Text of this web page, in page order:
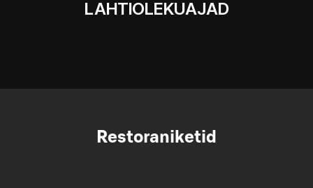
LAHTIOLEKUAJAD
Restoraniketid